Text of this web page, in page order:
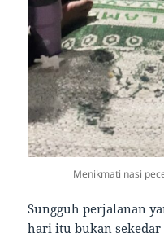
Menikmati nasi
Sungguh perjalanan
hari itu bukan sekedar